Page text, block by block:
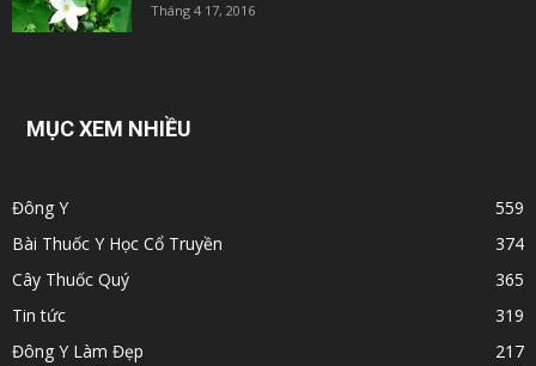
Tháng 4 17, 2016
MỤC XEM NHIỀU
Đông Y
559
Bài Thuốc Y Học Cổ Truyền
374
Cây Thuốc Quý
365
Tin tức
319
Đông Y Làm Đẹp
217